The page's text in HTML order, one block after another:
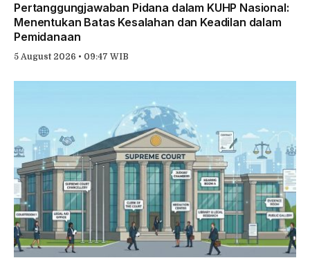
Pertanggungjawaban Pidana dalam KUHP Nasional:
Menentukan Batas Kesalahan dan Keadilan dalam
Pemidanaan
5 August 2026 • 09:47 WIB